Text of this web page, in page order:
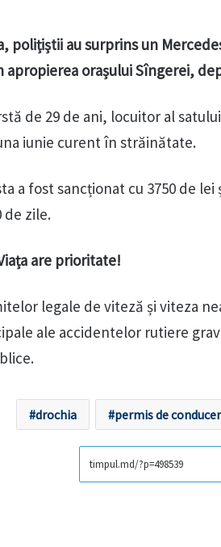
polițiștii au surprins un
apropierea orașului Sîngerei,
de 29 de ani, locuitor al
iunie curent în străinătate.
a fost sancționat cu 3750 de
de zile.
are prioritate!
legale de viteză și viteza
ale accidentelor rutiere
drochia permis de